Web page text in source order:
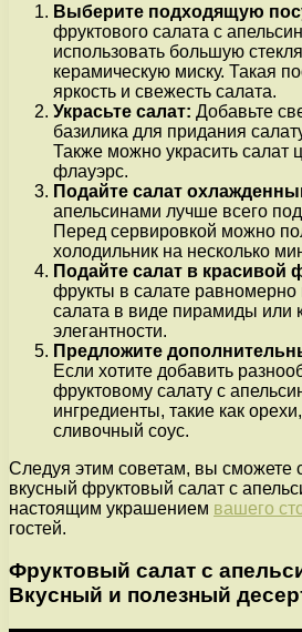
Выберите подходящую
фруктового салата с
использовать большую
керамическую миску. Такая
яркость и свежесть салата.
Украсьте салат: Добавьте
базилика для придания
Также можно украсить салат
флауэрс.
Подайте салат
апельсинами лучше всего
Перед сервировкой можно
холодильник на несколько
Подайте салат в красивой
фрукты в салате равномерно
салата в виде пирамиды или
элегантности.
Предложите
Если хотите добавить
фруктовому салату с
ингредиенты, такие как
сливочный соус.
Следуя этим советам, вы сможете
вкусный фруктовый салат с
настоящим украшением вашего
гостей.
Фруктовый салат с
Вкусный и полезный